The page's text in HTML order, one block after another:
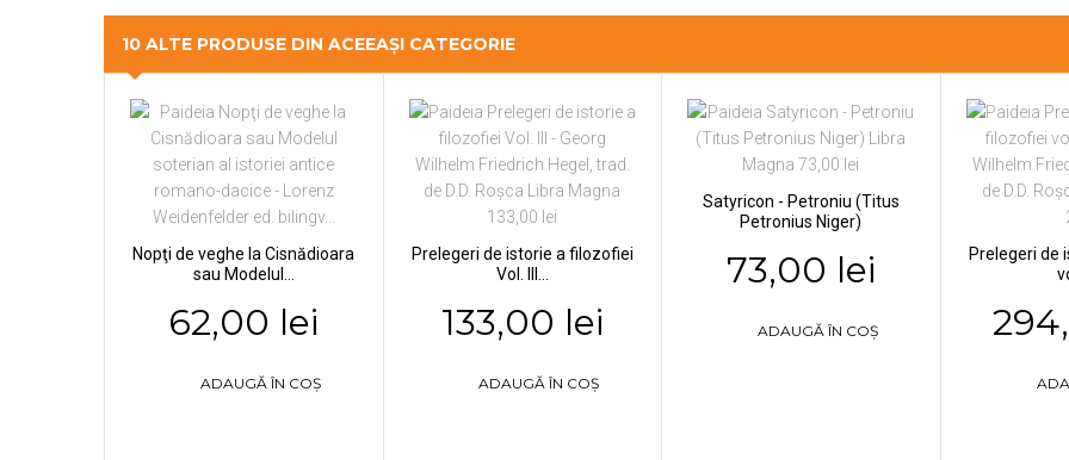
10 ALTE PRODUSE DIN ACEEAȘI CATEGORIE
Nopţi de veghe la Cisnădioara
sau Modelul...
62,00 lei
ADAUGĂ ÎN COȘ
Prelegeri de istorie a filozofiei
Vol. III...
133,00 lei
ADAUGĂ ÎN COȘ
Satyricon - Petroniu (Titus
Petronius Niger)
73,00 lei
ADAUGĂ ÎN COȘ
Prelegeri de